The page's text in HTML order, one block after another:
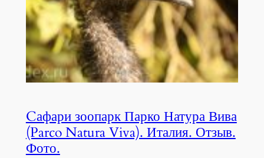
Cафари зоопарк Парко Натура Вива
(Parco Natura Viva). Италия. Отзыв.
Фото.